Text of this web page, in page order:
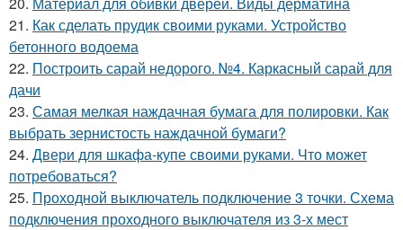
21. Как сделать прудик своими руками. Устройство
бетонного водоема
22. Построить сарай недорого. №4. Каркасный сарай для
дачи
23. Самая мелкая наждачная бумага для полировки. Как
выбрать зернистость наждачной бумаги?
24. Двери для шкафа-купе своими руками. Что может
потребоваться?
25. Проходной выключатель подключение 3 точки. Схема
подключения проходного выключателя из 3-х мест